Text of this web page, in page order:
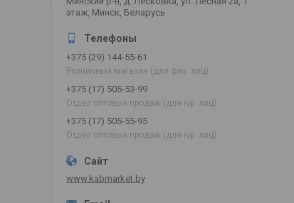
этаж, Минск, Беларусь
+375 (29) 144-55-61
Розничный магазин (для физ. лиц)
+375 (17) 505-53-99
Отдел оптовых продаж (для юр. лиц)
+375 (17) 505-55-95
Отдел оптовых продаж (для юр. лиц)
www.kabmarket.by